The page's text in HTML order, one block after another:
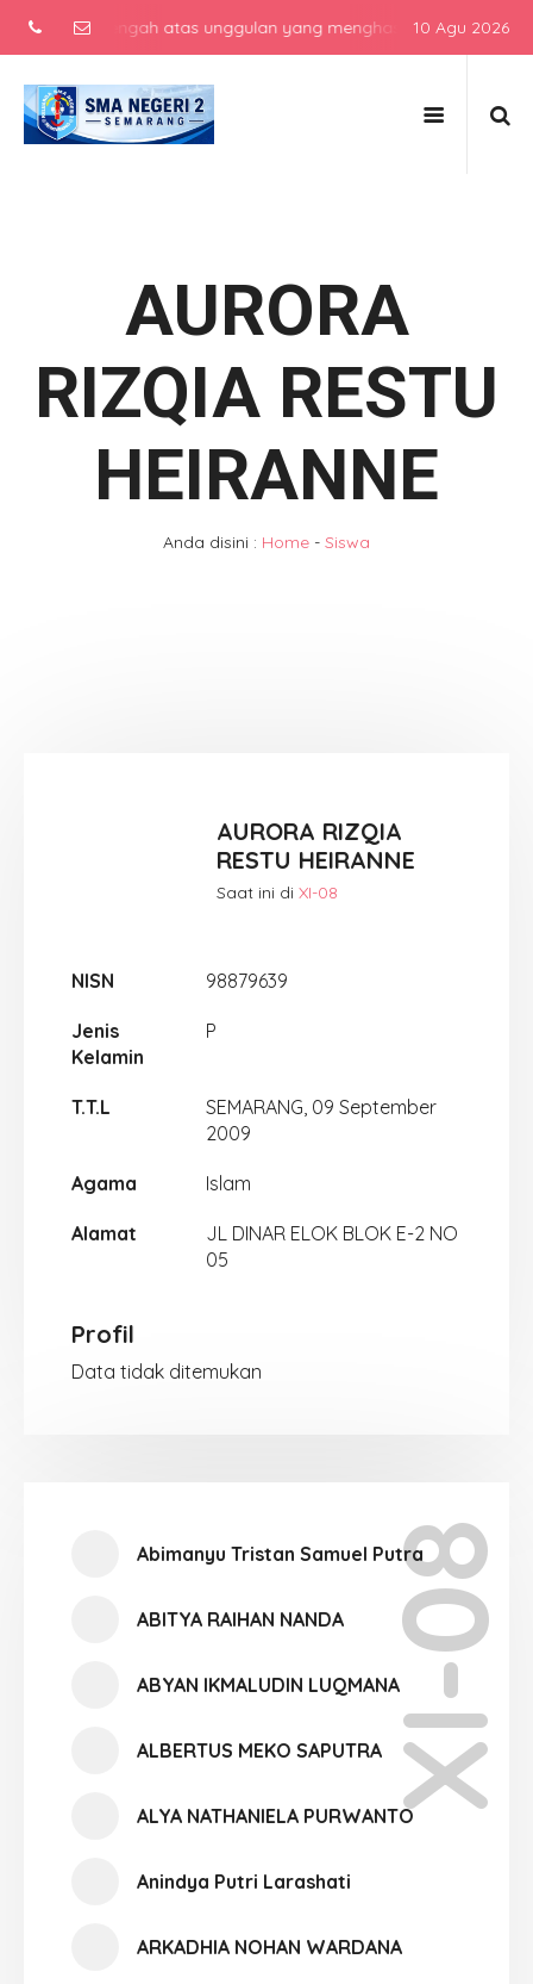
menengah atas unggulan yang menghasilkan lulusan
10 Agu 2026
AURORA
RIZQIA RESTU
HEIRANNE
Anda disini : Home - Siswa
AURORA RIZQIA
RESTU HEIRANNE
Saat ini diXI-08
NISN 98879639
Jenis
Kelamin
P
T.T.L
SEMARANG, 09 September
2009
Agama Islam
Alamat
JL DINAR ELOK BLOK E-2 NO
05
Profil
Data tidak ditemukan
XI-08
Abimanyu Tristan Samuel Putra
ABITYA RAIHAN NANDA
ABYAN IKMALUDIN LUQMANA
ALBERTUS MEKO SAPUTRA
ALYA NATHANIELA PURWANTO
Anindya Putri Larashati
ARKADHIA NOHAN WARDANA